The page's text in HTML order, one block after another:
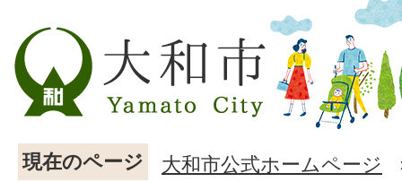
現在のページ 大和市公式ホームページ